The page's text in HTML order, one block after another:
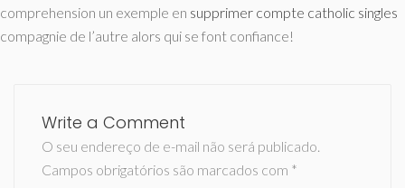
comprehension un exemple en supprimer compte catholic singles
compagnie de l’autre alors qui se font confiance!
Write a Comment
O seu endereço de e-mail não será publicado.
Campos obrigatórios são marcados com *